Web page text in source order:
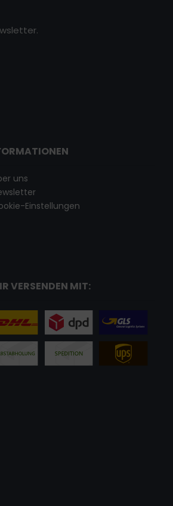
uns
Einstellungen
VERSENDEN MIT: